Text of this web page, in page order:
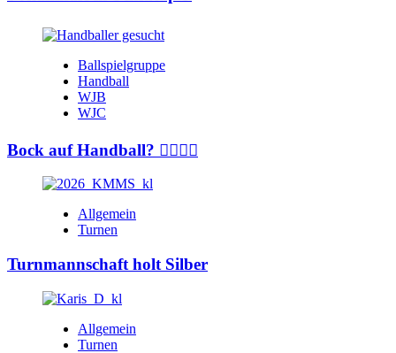
Ballspielgruppe
Handball
WJB
WJC
Bock auf Handball? 🤾‍♂️🤾‍♀️
Allgemein
Turnen
Turnmannschaft holt Silber
Allgemein
Turnen